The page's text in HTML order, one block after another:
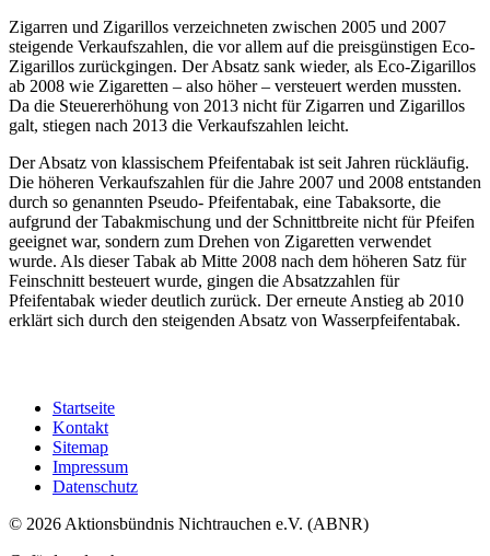
Zigarren und Zigarillos verzeichneten zwischen 2005 und 2007
steigende Verkaufszahlen, die vor allem auf die preisgünstigen Eco-
Zigarillos zurückgingen. Der Absatz sank wieder, als Eco-Zigarillos
ab 2008 wie Zigaretten – also höher – versteuert werden mussten.
Da die Steuererhöhung von 2013 nicht für Zigarren und Zigarillos
galt, stiegen nach 2013 die Verkaufszahlen leicht.
Der Absatz von klassischem Pfeifentabak ist seit Jahren rückläufig.
Die höheren Verkaufszahlen für die Jahre 2007 und 2008 entstanden
durch so genannten Pseudo- Pfeifentabak, eine Tabaksorte, die
aufgrund der Tabakmischung und der Schnittbreite nicht für Pfeifen
geeignet war, sondern zum Drehen von Zigaretten verwendet
wurde. Als dieser Tabak ab Mitte 2008 nach dem höheren Satz für
Feinschnitt besteuert wurde, gingen die Absatzzahlen für
Pfeifentabak wieder deutlich zurück. Der erneute Anstieg ab 2010
erklärt sich durch den steigenden Absatz von Wasserpfeifentabak.
Startseite
Kontakt
Sitemap
Impressum
Datenschutz
© 2026 Aktionsbündnis Nichtrauchen e.V. (ABNR)